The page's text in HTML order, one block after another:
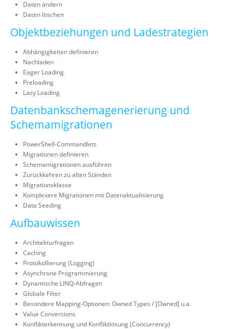
Daten ändern
Daten löschen
Objektbeziehungen und Ladestrategien
Abhängigkeiten definieren
Nachladen
Eager Loading
Preloading
Lazy Loading
Datenbankschemagenerierung und
Schemamigrationen
PowerShell-Commandlets
Migrationen definieren
Schemamigrationen ausführen
Zurückkehren zu alten Ständen
Migrationsklasse
Komplexere Migrationen mit Datenaktualisierung
Data Seeding
Aufbauwissen
Architekturfragen
Caching
Protokollierung (Logging)
Asynchrone Programmierung
Dynamische LINQ-Abfragen
Globale Filter
Besondere Mapping-Optionen: Owned Types / [Owned] u.a.
Value Conversions
Konflikterkennung und Konfliktlösung (Concurrency)